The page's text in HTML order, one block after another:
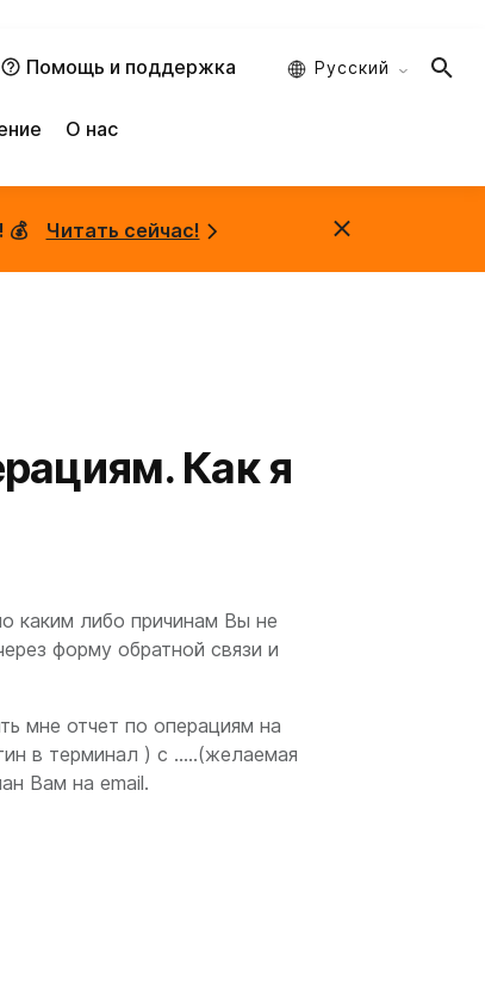
Помощь и поддержка Русский
О нас
💰 Читать сейчас!
Как я
каким либо причинам Вы не
форму обратной связи и
мне отчет по операциям на
в терминал ) с .....(желаемая
Вам на email.